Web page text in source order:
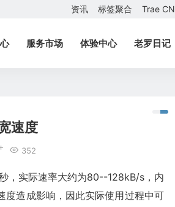
资讯 标签聚合 Trae CN
服务市场 体验中心 老罗日记
速度
352
，实际速率大约为80--128kB/s，内
度造成影响，因此实际使用过程中可